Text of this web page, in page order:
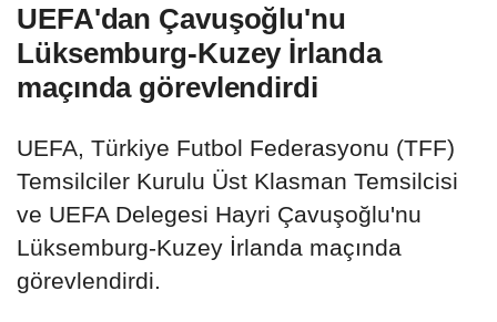
UEFA'dan Çavuşoğlu'nu
Lüksemburg-Kuzey İrlanda
maçında görevlendirdi
UEFA, Türkiye Futbol Federasyonu (TFF)
Temsilciler Kurulu Üst Klasman Temsilcisi
ve UEFA Delegesi Hayri Çavuşoğlu'nu
Lüksemburg-Kuzey İrlanda maçında
görevlendirdi.